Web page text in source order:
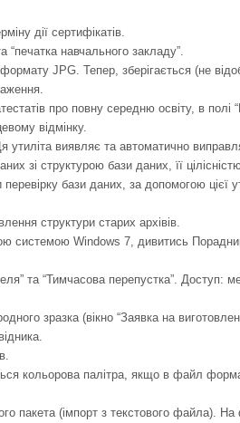
дії сертифікатів.
“печатка навчального закладу”.
JPG. Тепер, зберігається (не
про повну середню освіту, в полі
відмінку.
виявляє та автоматично
зі структурою бази даних, її
бази даних, за допомогою цієї
структури старих архівів.
системою Windows 7, дивитись
та “Тимчасова перепустка”. Доступ:
зразка (вікно “Заявка на
кольорова палітра, якщо в файл
пакета (імпорт з текстового файла). На